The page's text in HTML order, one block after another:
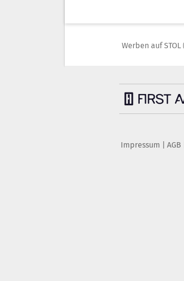
Werben auf STOL
Impressum AGB